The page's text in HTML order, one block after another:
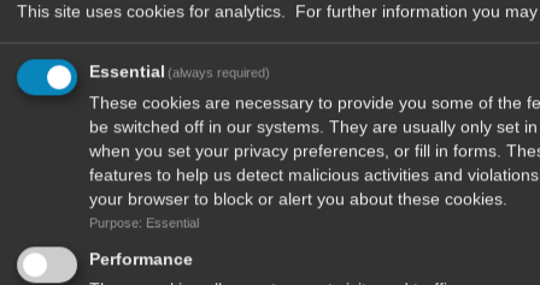
Δέχομαι να λαμβάνω newsletters από το περιοδικό Hunt & Shoot
This site uses cookies for analytics. For further information you
Essential (always required)
These cookies are necessary to provide you some of the
be switched off in our systems. They are usually only set
when you set your privacy preferences, or fill in forms.
features to help us detect malicious activities and
your browser to block or alert you about these cookies.
Purpose: Essential
Performance